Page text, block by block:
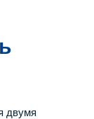
двумя